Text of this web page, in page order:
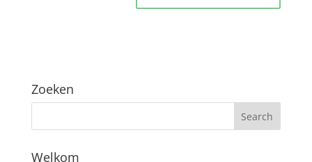
Zoeken
Welkom